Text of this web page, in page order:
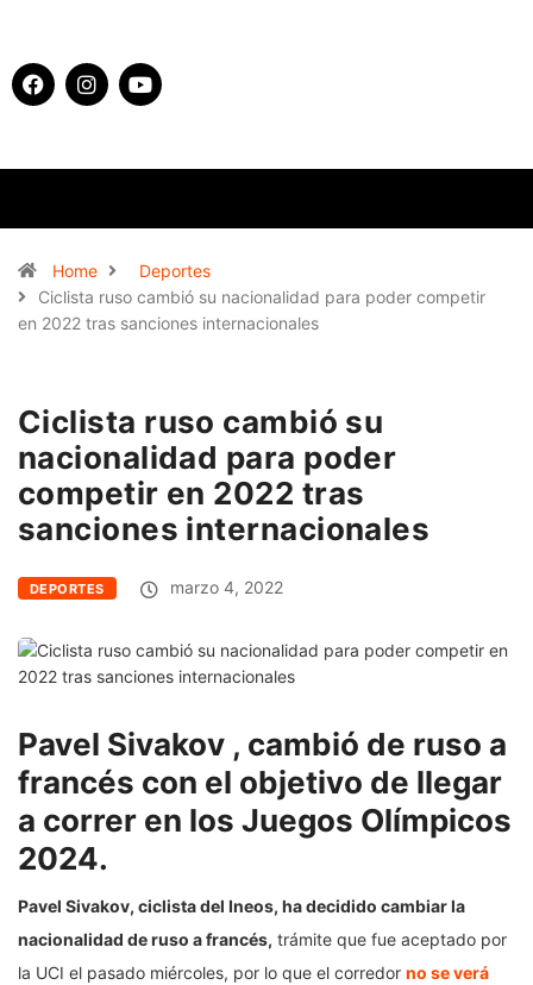
Home
Deportes
Ciclista ruso cambió su nacionalidad para poder competir
en 2022 tras sanciones internacionales
Ciclista ruso cambió su
nacionalidad para poder
competir en 2022 tras
sanciones internacionales
DEPORTES marzo 4, 2022
Pavel Sivakov , cambió de ruso a
francés con el objetivo de llegar
a correr en los Juegos Olímpicos
2024.
Pavel Sivakov, ciclista del Ineos, ha decidido cambiar la
nacionalidad de ruso a francés, trámite que fue aceptado por
la UCI el pasado miércoles, por lo que el corredor no se verá